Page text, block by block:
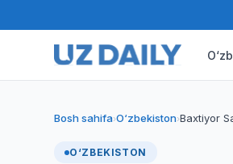
Bosh sahifa›O‘zbekiston›Baxtiyor
O‘ZBEKISTON